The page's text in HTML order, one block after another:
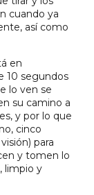
cuando ya
así como
en
10 segundos
lo ven se
su camino a
y por lo que
cinco
para
y tomen lo
limpio y